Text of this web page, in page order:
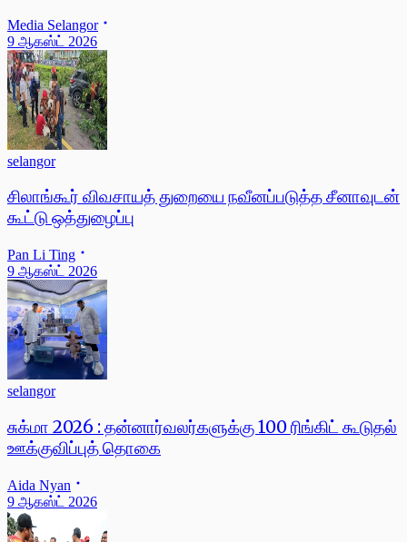
Media Selangor
9 ஆகஸ்ட் 2026
selangor
சிலாங்கூர் விவசாயத் துறையை நவீனப்படுத்த சீனாவுடன்
கூட்டு ஒத்துழைப்பு
Pan Li Ting
9 ஆகஸ்ட் 2026
selangor
சுக்மா 2026 : தன்னார்வலர்களுக்கு 100 ரிங்கிட் கூடுதல்
ஊக்குவிப்புத் தொகை
Aida Nyan
9 ஆகஸ்ட் 2026